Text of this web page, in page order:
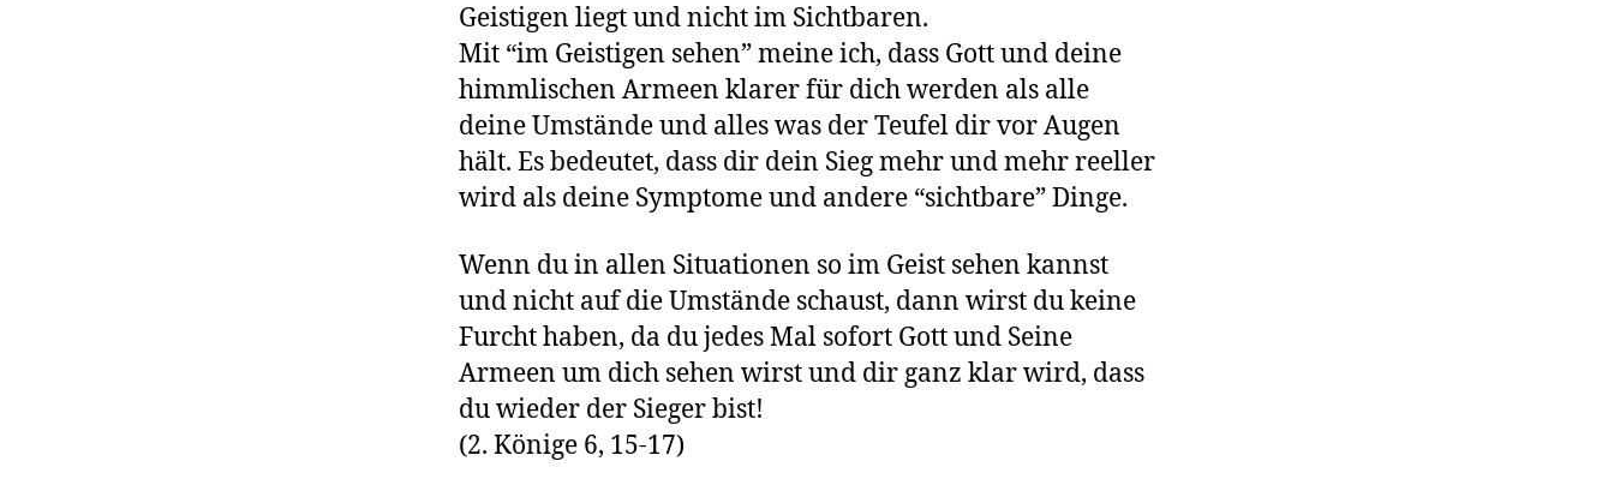
Geistigen liegt und nicht im Sichtbaren.
Mit “im Geistigen sehen” meine ich, dass Gott und deine
himmlischen Armeen klarer für dich werden als alle
deine Umstände und alles was der Teufel dir vor Augen
hält. Es bedeutet, dass dir dein Sieg mehr und mehr reeller
wird als deine Symptome und andere “sichtbare” Dinge.
Wenn du in allen Situationen so im Geist sehen kannst
und nicht auf die Umstände schaust, dann wirst du keine
Furcht haben, da du jedes Mal sofort Gott und Seine
Armeen um dich sehen wirst und dir ganz klar wird, dass
du wieder der Sieger bist!
(2. Könige 6, 15-17)